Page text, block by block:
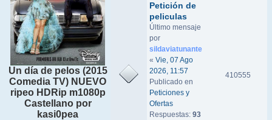
Un día de pelos (2015
Comedia TV) NUEVO
ripeo HDRip m1080p
Castellano por
kasi0pea
Petición de
peliculas
Último mensaje
por
sildaviatunante
« Vie, 07 Ago
2026, 11:57
Publicado en
Peticiones y
Ofertas
Respuestas: 93
410555